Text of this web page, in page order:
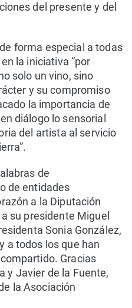
del presente y del
forma especial a todas
la iniciativa “por
solo un vino, sino
y su compromiso
la importancia de
diálogo lo sensorial
del artista al servicio
de
de entidades
a la Diputación
su presidente Miguel
Sonia González,
a todos los que han
Gracias
y Javier de la Fuente,
la Asociación